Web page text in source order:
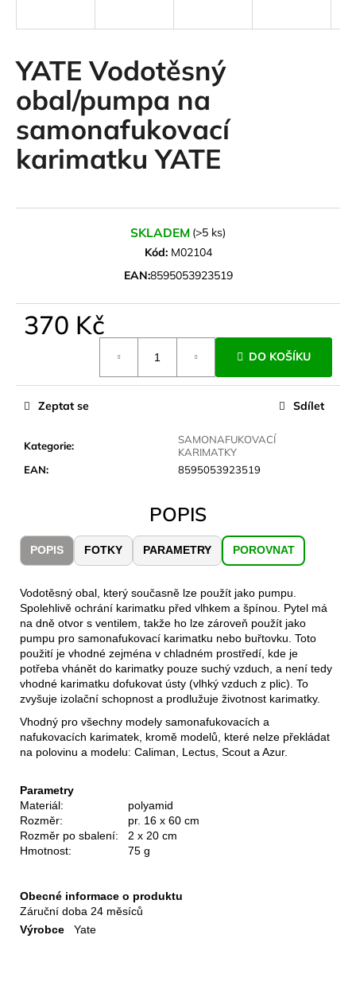
YATE Vodotěsný
obal/pumpa na
samonafukovací
karimatku YATE
SKLADEM (>5 ks)
Kód: M02104
EAN:8595053923519
370 Kč
DO KOŠÍKU
Kategorie:
SAMONAFUKOVACÍ
KARIMATKY
EAN: 8595053923519
Zeptat se Sdílet
POPIS
POPIS FOTKY PARAMETRY POROVNAT
Vodotěsný obal, který současně lze použít jako pumpu.
Spolehlivě ochrání karimatku před vlhkem a špínou. Pytel má
na dně otvor s ventilem, takže ho lze zároveň použít jako
pumpu pro samonafukovací karimatku nebo buřtovku. Toto
použití je vhodné zejména v chladném prostředí, kde je
potřeba vhánět do karimatky pouze suchý vzduch, a není tedy
vhodné karimatku dofukovat ústy (vlhký vzduch z plic). To
zvyšuje izolační schopnost a prodlužuje životnost karimatky.
Vhodný pro všechny modely samonafukovacích a
nafukovacích karimatek, kromě modelů, které nelze překládat
na polovinu a modelu: Caliman, Lectus, Scout a Azur.
Parametry
Materiál:
polyamid
Rozměr:
pr. 16 x 60 cm
Rozměr po sbalení: 2 x 20 cm
Hmotnost:
75 g
Obecné informace o produktu
Záruční doba 24 měsíců
Výrobce
Yate
í
t
?
o
ML
899
Kč